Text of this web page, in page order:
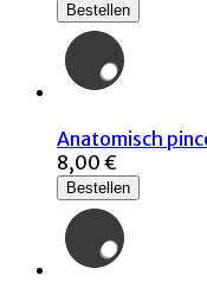
Bestellen
Anatomisch
8,00 €
Bestellen